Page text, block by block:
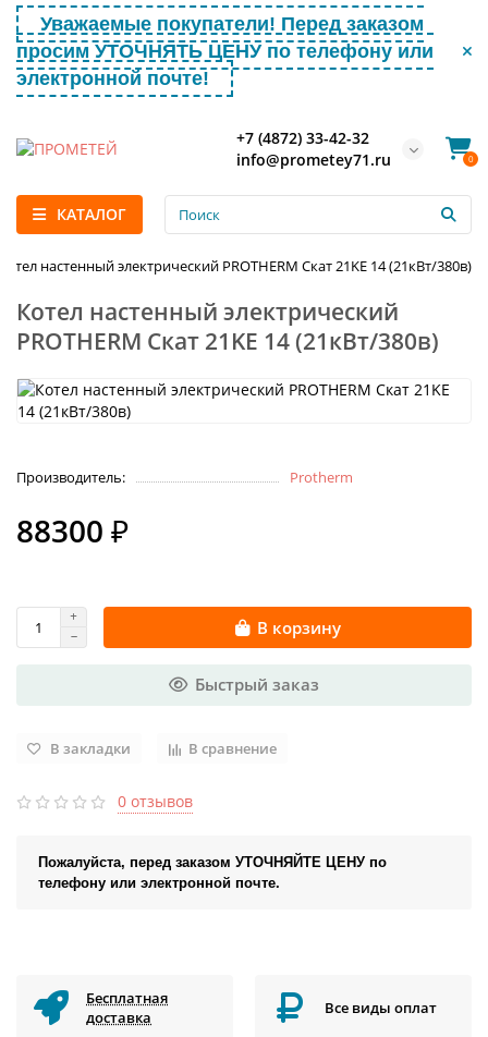
Уважаемые покупатели! Перед заказом
просим УТОЧНЯТЬ ЦЕНУ по телефону или
электронной почте!
+7 (4872) 33-42-32
info@prometey71.ru
0
КАТАЛОГ
настенный электрический PROTHERM Скат 21KE 14 (21кВт/380в)
Котел настенный электрический
PROTHERM Скат 21KE 14 (21кВт/380в)
Производитель: Protherm
88300 ₽
В корзину
Быстрый заказ
В закладки В сравнение
0 отзывов
Пожалуйста, перед заказом УТОЧНЯЙТЕ ЦЕНУ по
телефону или электронной почте.
Бесплатная
доставка
Все виды оплат